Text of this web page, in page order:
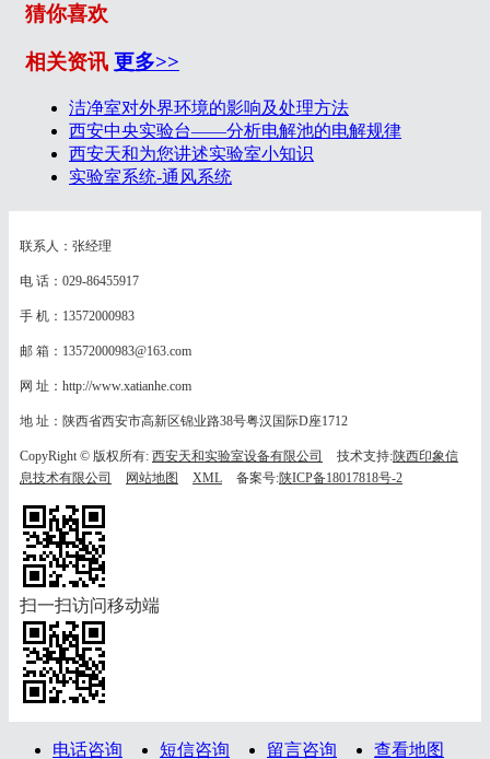
猜你喜欢
相关资讯 更多>>
洁净室对外界环境的影响及处理方法
西安中央实验台——分析电解池的电解规律
西安天和为您讲述实验室小知识
实验室系统-通风系统
联系人：张经理
电 话：029-86455917
手 机：13572000983
邮 箱：13572000983@163.com
网 址：http://www.xatianhe.com
地 址：陕西省西安市高新区锦业路38号粤汉国际D座1712
CopyRight © 版权所有: 西安天和实验室设备有限公司 技术支持:陕西印象信
息技术有限公司
网站地图 XML 备案号:陕ICP备18017818号-2
扫一扫访问移动端
电话咨询 短信咨询 留言咨询 查看地图